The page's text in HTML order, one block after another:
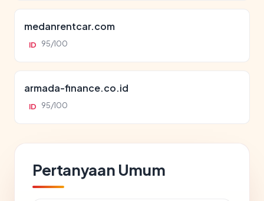
medanrentcar.com
ID 95/100
armada-finance.co.id
ID 95/100
Pertanyaan Umum